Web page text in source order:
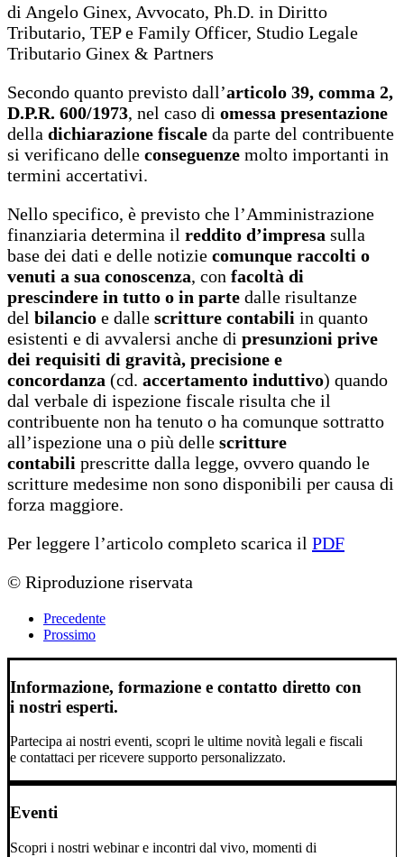
di Angelo Ginex, Avvocato, Ph.D. in Diritto
Tributario, TEP e Family Officer, Studio Legale
Tributario Ginex & Partners
Secondo quanto previsto dall’articolo 39, comma 2,
D.P.R. 600/1973, nel caso di omessa presentazione
della dichiarazione fiscale da parte del contribuente
si verificano delle conseguenze molto importanti in
termini accertativi.
Nello specifico, è previsto che l’Amministrazione
finanziaria determina il reddito d’impresa sulla
base dei dati e delle notizie comunque raccolti o
venuti a sua conoscenza, con facoltà di
prescindere in tutto o in parte dalle risultanze
del bilancio e dalle scritture contabili in quanto
esistenti e di avvalersi anche di presunzioni prive
dei requisiti di gravità, precisione e
concordanza (cd. accertamento induttivo) quando
dal verbale di ispezione fiscale risulta che il
contribuente non ha tenuto o ha comunque sottratto
all’ispezione una o più delle scritture
contabili prescritte dalla legge, ovvero quando le
scritture medesime non sono disponibili per causa di
forza maggiore.
Per leggere l’articolo completo scarica il PDF
© Riproduzione riservata
Precedente
Prossimo
Informazione, formazione e contatto diretto con
i nostri esperti.
Partecipa ai nostri eventi, scopri le ultime novità legali e fiscali
e contattaci per ricevere supporto personalizzato.
Eventi
Scopri i nostri webinar e incontri dal vivo, momenti di